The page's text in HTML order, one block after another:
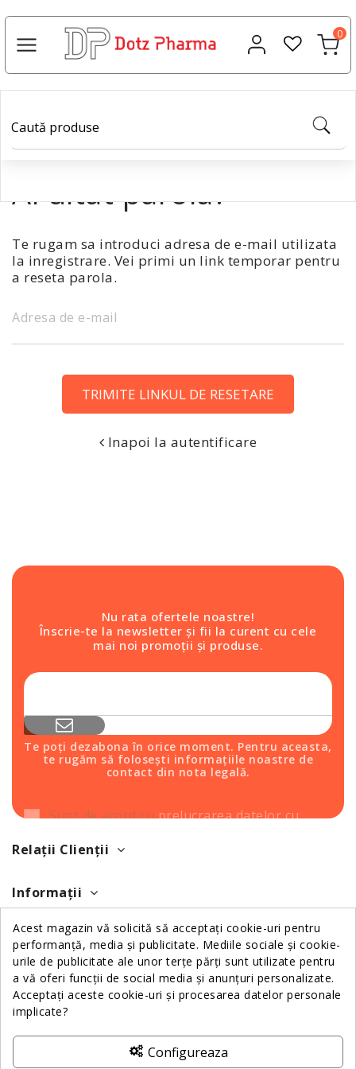
0
Ai uitat parola?
Te rugam sa introduci adresa de e-mail utilizata
la inregistrare. Vei primi un link temporar pentru
a reseta parola.
Adresa de e-mail
TRIMITE LINKUL DE RESETARE
Inapoi la autentificare
Nu rata ofertele noastre!
Înscrie-te la newsletter și fii la curent cu cele
mai noi promoții și produse.
Te poți dezabona în orice moment. Pentru aceasta,
te rugăm să folosești informațiile noastre de
contact din nota legală.
Sunt de acord cuprelucrarea datelor cu
Relații Clienții
Informații
Despre Noi
Contactează-ne
ANPC
Acest magazin vă solicită să acceptați cookie-uri pentru
performanță, media și publicitate. Mediile sociale și cookie-
urile de publicitate ale unor terțe părți sunt utilizate pentru
a vă oferi funcții de social media și anunțuri personalizate.
Acceptați aceste cookie-uri și procesarea datelor personale
implicate?
Configureaza